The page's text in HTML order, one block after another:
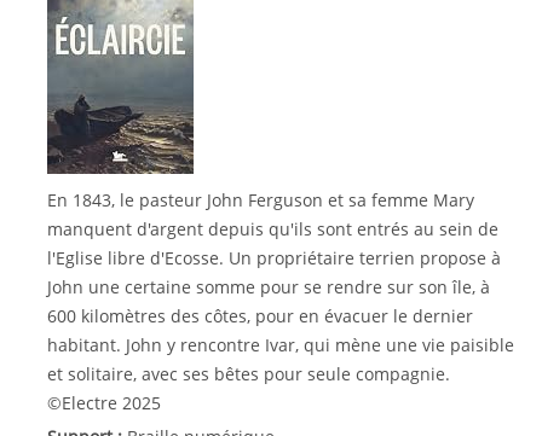
En 1843, le pasteur John Ferguson et sa femme Mary
manquent d'argent depuis qu'ils sont entrés au sein de
l'Eglise libre d'Ecosse. Un propriétaire terrien propose à
John une certaine somme pour se rendre sur son île, à
600 kilomètres des côtes, pour en évacuer le dernier
habitant. John y rencontre Ivar, qui mène une vie paisible
et solitaire, avec ses bêtes pour seule compagnie.
©Electre 2025